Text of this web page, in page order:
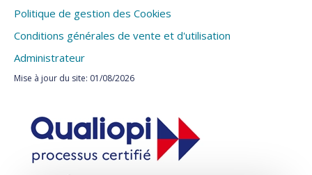
Politique de gestion des Cookies
Conditions générales de vente et d'utilisation
Administrateur
Mise à jour du site: 01/08/2026